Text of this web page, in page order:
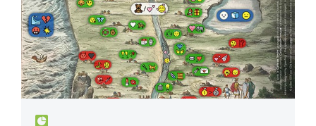
Type de contenu : actualités